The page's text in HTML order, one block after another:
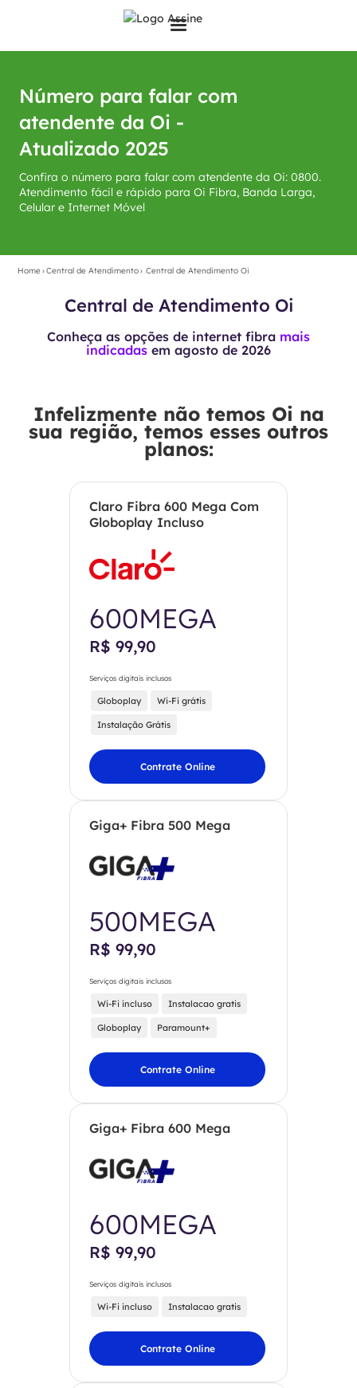
Número para falar com
atendente da Oi -
Atualizado 2025
Confira o número para falar com atendente da Oi: 0800.
Atendimento fácil e rápido para Oi Fibra, Banda Larga,
Celular e Internet Móvel
Home›Central de Atendimento› Central de Atendimento Oi
Central de Atendimento Oi
Conheça as opções de internet fibra mais
indicadas em agosto de 2026
Infelizmente não temos Oi na
sua região, temos esses outros
planos:
Claro Fibra 600 Mega Com
Globoplay Incluso
600MEGA
R$ 99,90
Serviços digitais inclusos
Globoplay Wi-Fi grátis
Instalação Grátis
Contrate Online
Giga+ Fibra 500 Mega
500MEGA
R$ 99,90
Serviços digitais inclusos
Wi-Fi incluso Instalacao gratis
Globoplay Paramount+
Contrate Online
Giga+ Fibra 600 Mega
600MEGA
R$ 99,90
Serviços digitais inclusos
Wi-Fi incluso Instalacao gratis
Contrate Online